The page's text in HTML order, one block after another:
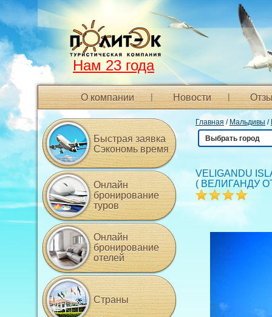
Нам 23 года
О компании Новости
Главная / Мальдивы /
Выбрать город
VELIGANDU
( ВЕЛИГАНДУ
Быстрая заявка
Сэкономь время
Онлайн
бронирование
туров
Онлайн
бронирование
отелей
Страны